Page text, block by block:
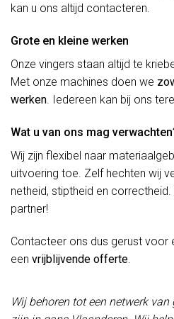
kan u ons altijd contacteren.
Grote en kleine werken
Onze vingers staan altijd te
Met onze machines doen we
werken. Iedereen kan bij ons
Wat u van ons mag
Wij zijn flexibel naar
uitvoering toe. Zelf hechten wij
netheid, stiptheid en
partner!
Contacteer ons dus gerust voor
een vrijblijvende offerte
Wij behoren tot een netwerk